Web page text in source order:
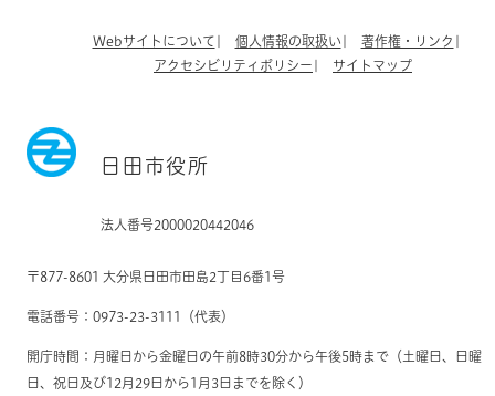
Webサイトについて 個人情報の取扱い
著作権・リンク
アクセシビリティポリシー
サイトマップ
日田市役所
法人番号2000020442046
〒877-8601 大分県日田市田島2丁目6番1号
電話番号：0973-23-3111（代表）
開庁時間：月曜日から金曜日の午前8時30分から午後5時まで（土曜日、日曜
日、祝日及び12月29日から1月3日までを除く）